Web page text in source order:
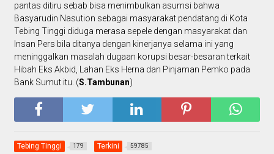
pantas ditiru sebab bisa menimbulkan asumsi bahwa
Basyarudin Nasution sebagai masyarakat pendatang di Kota
Tebing Tinggi diduga merasa sepele dengan masyarakat dan
Insan Pers bila ditanya dengan kinerjanya selama ini yang
meninggalkan masalah dugaan korupsi besar-besaran terkait
Hibah Eks Akbid, Lahan Eks Herna dan Pinjaman Pemko pada
Bank Sumut itu. (S.Tambunan)
Tebing Tinggi 179 Terkini 59785